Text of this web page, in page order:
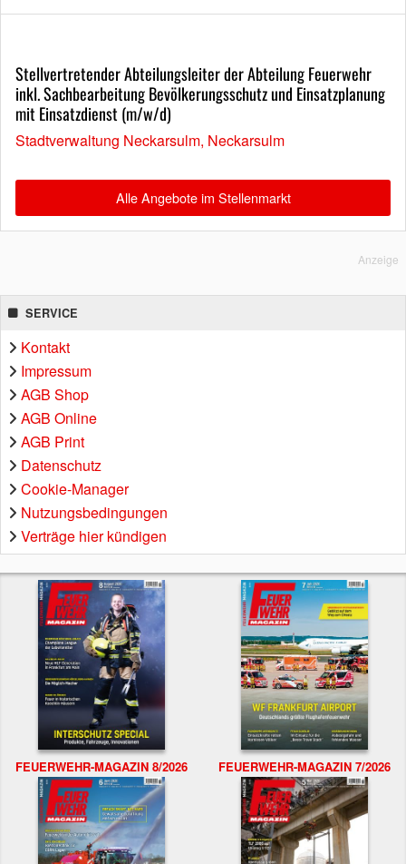
Stellvertretender Abteilungsleiter der Abteilung Feuerwehr
inkl. Sachbearbeitung Bevölkerungsschutz und Einsatzplanung
mit Einsatzdienst (m/w/d)
Stadtverwaltung Neckarsulm, Neckarsulm
Alle Angebote im Stellenmarkt
Anzeige
SERVICE
Kontakt
Impressum
AGB Shop
AGB Online
AGB Print
Datenschutz
Cookie-Manager
Nutzungsbedingungen
Verträge hier kündigen
FEUERWEHR-MAGAZIN 8/2026 FEUERWEHR-MAGAZIN 7/2026